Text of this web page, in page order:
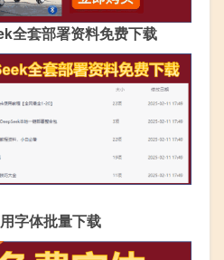
全套部署资料免费下载
字体批量下载